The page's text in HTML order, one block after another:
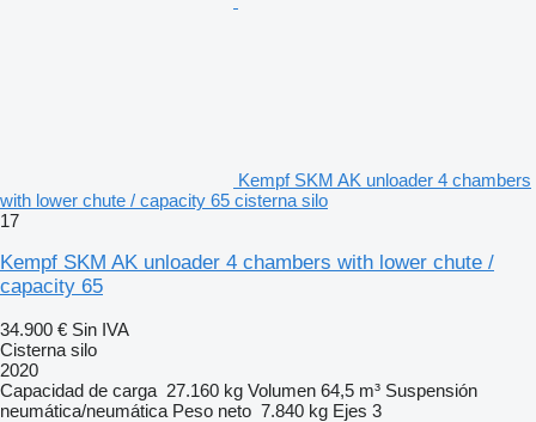
Kempf SKM AK unloader 4 chambers
with lower chute / capacity 65 cisterna silo
17
Kempf SKM AK unloader 4 chambers with lower chute /
capacity 65
34.900 € Sin IVA
Cisterna silo
2020
Capacidad de carga 27.160 kg Volumen 64,5 m³ Suspensión
neumática/neumática Peso neto 7.840 kg Ejes 3